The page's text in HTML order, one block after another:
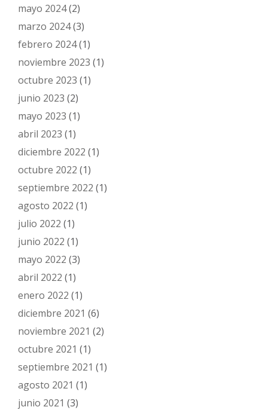
mayo 2024(2)
marzo 2024(3)
febrero 2024(1)
noviembre 2023 (1)
octubre 2023 (1)
junio 2023 (2)
mayo 2023 (1)
abril 2023 (1)
diciembre 2022 (1)
octubre 2022 (1)
septiembre 2022 (1)
agosto 2022 (1)
julio 2022 (1)
junio 2022 (1)
mayo 2022 (3)
abril 2022 (1)
enero 2022 (1)
diciembre 2021 (6)
noviembre 2021 (2)
octubre 2021 (1)
septiembre 2021 (1)
agosto 2021 (1)
junio 2021 (3)